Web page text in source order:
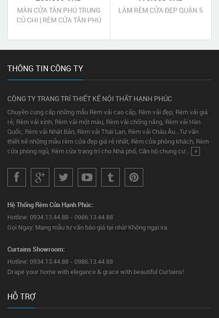
MÀN CỬA TÂN PHÚ TRUNG
CỦ CHI | RÈM CỬA TÂN PHÚ
LÀM RÈM CỬA ĐẸP QUẬN 5
THÔNG TIN CÔNG TY
CÔNG TY TRANG TRÍ THIẾT KẾ NỘI THẤT HẠNH PHÚC
Chuyên cung cấp những mẫu Rèm vải cao cấp, Rèm vải đẹp, Rèm vải giá
rẻ, Rèm vải xinh, Rèm vải một màu, Rèm vải chống nắng, Rèm vải Hàn
Quốc, Rèm vải Nhật Bản, Rèm vải Thái Lan, Rèm vải Châu Âu...Tư vấn
thiết kế những mẫu rèm cửa đẹp giá rẻ nhất, Rèm cửa phòng khách, Rèm
cửa phòng ngủ, Rèm cửa trang trí cho Nhà phố, Căn hộ chung cư... +
Hệ Thống Rèm Cửa Hạnh Phúc:
Hotline: 0934.13.44.88 - 0986.13.44.88
Gọi Ngay: Mang mẫu tư vấn báo giá tại nhà! Không ngại xa
Curtains Showroom:
Hotline: 0934.13.44.88 - 0986.13.44.88
Drape your home with elegance & grace with beautiful Curtains!
HỖ TRỢ